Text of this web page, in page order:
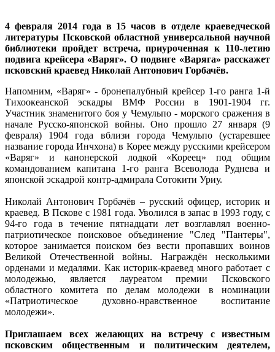
4 февраля 2014 года в 15 часов в отделе краеведческой
литературы Псковской областной универсальной научной
библиотеки пройдет встреча, приуроченная к 110-летию
подвига крейсера «Варяг». О подвиге «Варяга» расскажет
псковский краевед Николай Антонович Горбачёв.
Напомним, «Варяг» - бронепалубный крейсер 1-го ранга 1-й
Тихоокеанской эскадры ВМФ России в 1901-1904 гг.
Участник знаменитого боя у Чемульпо - морского сражения в
начале Русско-японской войны. Оно прошло 27 января (9
февраля) 1904 года вблизи города Чемульпо (устаревшее
название города Инчхона) в Корее между русскими крейсером
«Варяг» и канонерской лодкой «Кореец» под общим
командованием капитана 1-го ранга Всеволода Руднева и
японской эскадрой контр-адмирала Сотокити Уриу.
Николай Антонович Горбачёв – русский офицер, историк и
краевед. В Пскове с 1981 года. Уволился в запас в 1993 году, с
94-го года в течение пятнадцати лет возглавлял военно-
патриотическое поисковое объединение "След "Пантеры",
которое занимается поиском без вести пропавших воинов
Великой Отечественной войны. Награждён несколькими
орденами и медалями. Как историк-краевед много работает с
молодежью, является лауреатом премии Псковского
областного комитета по делам молодежи в номинации
«Патриотическое духовно-нравственное воспитание
молодежи».
Приглашаем всех желающих на встречу с известным
псковским общественным и политическим деятелем,